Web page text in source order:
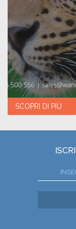
SCOPRI DI PIÙ